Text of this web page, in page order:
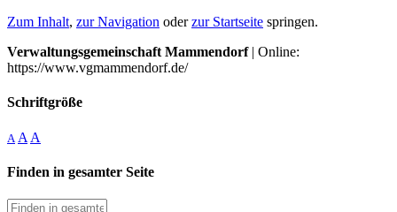
Zum Inhalt, zur Navigation oderzur Startseite springen.
Verwaltungsgemeinschaft Mammendorf| Online:
https://www.vgmammendorf.de/
Schriftgröße
A A A
Finden in gesamter Seite